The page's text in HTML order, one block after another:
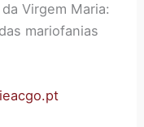
Virgem Maria:
mariofanias